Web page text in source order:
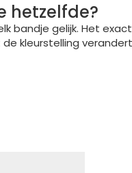
hetzelfde?
bandje gelijk. Het
kleurstelling